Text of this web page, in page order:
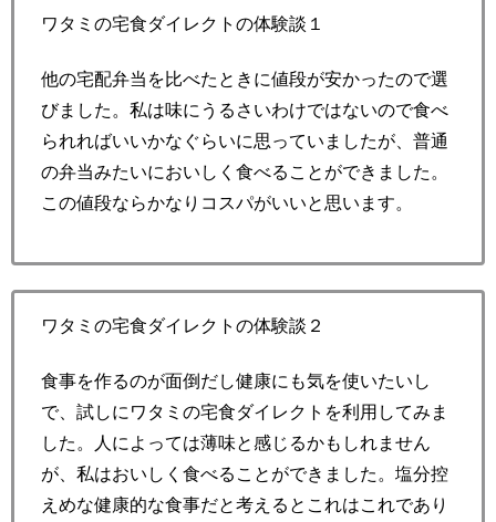
ワタミの宅食ダイレクトの体験談１
他の宅配弁当を比べたときに値段が安かったので選
びました。私は味にうるさいわけではないので食べ
られればいいかなぐらいに思っていましたが、普通
の弁当みたいにおいしく食べることができました。
この値段ならかなりコスパがいいと思います。
ワタミの宅食ダイレクトの体験談２
食事を作るのが面倒だし健康にも気を使いたいし
で、試しにワタミの宅食ダイレクトを利用してみま
した。人によっては薄味と感じるかもしれません
が、私はおいしく食べることができました。塩分控
えめな健康的な食事だと考えるとこれはこれであり